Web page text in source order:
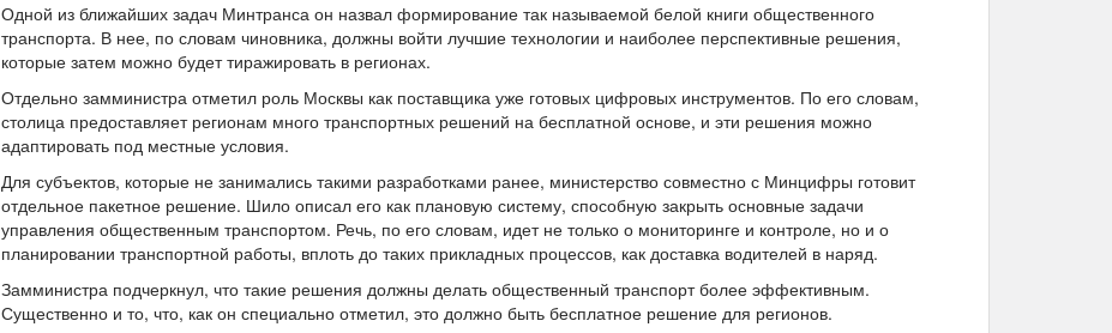
Одной из ближайших задач Минтранса он назвал формирование так называемой белой книги общественного
транспорта. В нее, по словам чиновника, должны войти лучшие технологии и наиболее перспективные решения,
которые затем можно будет тиражировать в регионах.
Отдельно замминистра отметил роль Москвы как поставщика уже готовых цифровых инструментов. По его словам,
столица предоставляет регионам много транспортных решений на бесплатной основе, и эти решения можно
адаптировать под местные условия.
Для субъектов, которые не занимались такими разработками ранее, министерство совместно с Минцифры готовит
отдельное пакетное решение. Шило описал его как плановую систему, способную закрыть основные задачи
управления общественным транспортом. Речь, по его словам, идет не только о мониторинге и контроле, но и о
планировании транспортной работы, вплоть до таких прикладных процессов, как доставка водителей в наряд.
Замминистра подчеркнул, что такие решения должны делать общественный транспорт более эффективным.
Существенно и то, что, как он специально отметил, это должно быть бесплатное решение для регионов.